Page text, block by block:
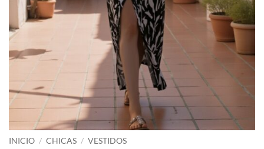
INICIO / CHICAS / VESTIDOS